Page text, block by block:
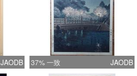
JAODB 37% 一致 JAODB